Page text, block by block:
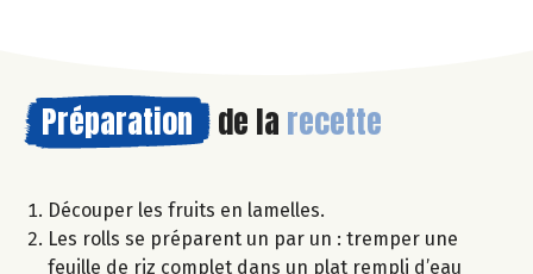
Préparation de la recette
Découper les fruits en lamelles.
Les rolls se préparent un par un : tremper une
feuille de riz complet dans un plat rempli d’eau